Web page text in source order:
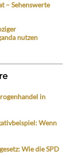
– Sehenswerte
nutzen
in
Wenn
Wie die SPD